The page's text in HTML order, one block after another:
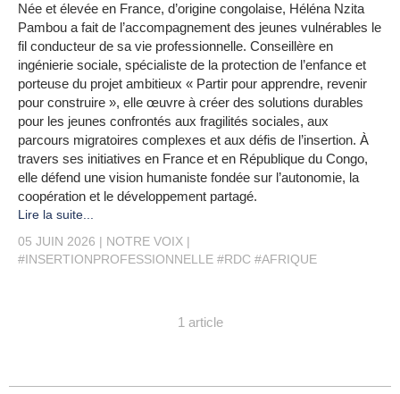
Née et élevée en France, d’origine congolaise, Héléna Nzita
Pambou a fait de l’accompagnement des jeunes vulnérables le
fil conducteur de sa vie professionnelle. Conseillère en
ingénierie sociale, spécialiste de la protection de l’enfance et
porteuse du projet ambitieux « Partir pour apprendre, revenir
pour construire », elle œuvre à créer des solutions durables
pour les jeunes confrontés aux fragilités sociales, aux
parcours migratoires complexes et aux défis de l’insertion. À
travers ses initiatives en France et en République du Congo,
elle défend une vision humaniste fondée sur l’autonomie, la
coopération et le développement partagé.
Lire la suite...
05 JUIN 2026
NOTRE VOIX
#INSERTIONPROFESSIONNELLE #RDC #AFRIQUE
1 article